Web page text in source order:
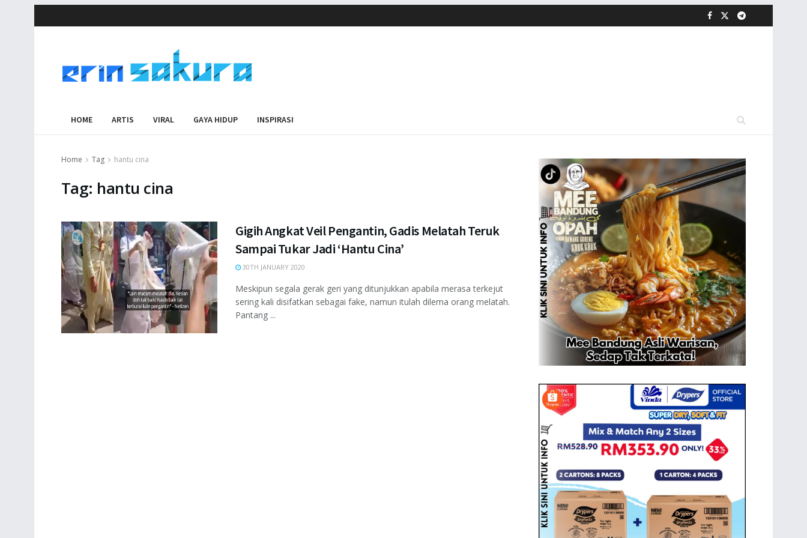
HOME ARTIS VIRAL GAYA HIDUP INSPIRASI
Home Tag hantu cina
Tag: hantu cina
Gigih Angkat Veil Pengantin, Gadis Melatah Teruk
Sampai Tukar Jadi ‘Hantu Cina’
30TH JANUARY 2020
Meskipun segala gerak geri yang ditunjukkan apabila merasa terkejut
sering kali disifatkan sebagai fake, namun itulah dilema orang melatah.
Pantang ...